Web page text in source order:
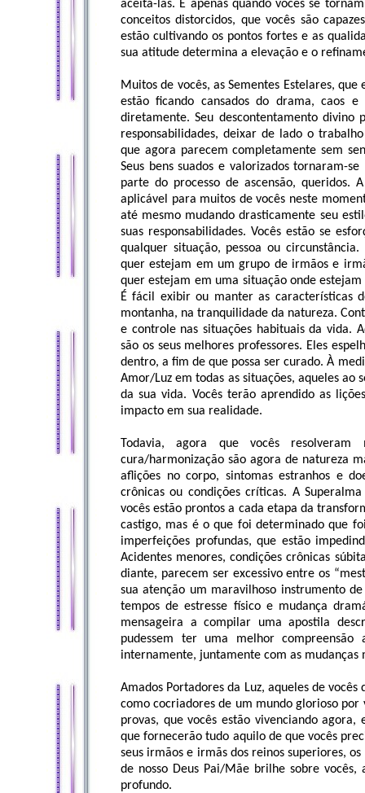
aceitá-las. É apenas quando vocês se
conceitos distorcidos, que vocês são
estão cultivando os pontos fortes e as
sua atitude determina a elevação e o
Muitos de vocês, as Sementes Estelares,
estão ficando cansados do drama, caos
diretamente. Seu descontentamento
responsabilidades, deixar de lado o
que agora parecem completamente sem
Seus bens suados e valorizados tornaram-
parte do processo de ascensão, queridos.
aplicável para muitos de vocês neste
até mesmo mudando drasticamente seu
suas responsabilidades. Vocês estão se
qualquer situação, pessoa ou
quer estejam em um grupo de irmãos e
quer estejam em uma situação onde
É fácil exibir ou manter as características
montanha, na tranquilidade da natureza.
e controle nas situações habituais da vida.
são os seus melhores professores. Eles
dentro, a fim de que possa ser curado. À
Amor/Luz em todas as situações, aqueles
da sua vida. Vocês terão aprendido as
impacto em sua realidade.
Todavia, agora que vocês resolveram
cura/harmonização são agora de natureza
aflições no corpo, sintomas estranhos e
crônicas ou condições críticas. A
vocês estão prontos a cada etapa da
castigo, mas é o que foi determinado que
imperfeições profundas, que estão
Acidentes menores, condições crônicas
diante, parecem ser excessivo entre os
sua atenção um maravilhoso instrumento
tempos de estresse físico e mudança
mensageira a compilar uma apostila
pudessem ter uma melhor compreensão
internamente, juntamente com as mudanças
Amados Portadores da Luz, aqueles de
como cocriadores de um mundo glorioso por
provas, que vocês estão vivenciando
que fornecerão tudo aquilo de que vocês
seus irmãos e irmãs dos reinos superiores,
de nosso Deus Pai/Mãe brilhe sobre
profundo.